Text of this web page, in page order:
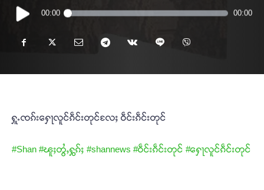
Audio
Player
00:00 00:00
ႁူႉၸၵ်းႁေႃလူင်ၵဵင်းတုင်လႄႈ ဝဵင်းၵဵင်းတုင်
#Shan #ၽူႈတွႆႇႁွၵ်ႈ #shannews #ဝဵင်းၵဵင်းတုင် #ႁေႃလူင်ၵဵင်းတုင်